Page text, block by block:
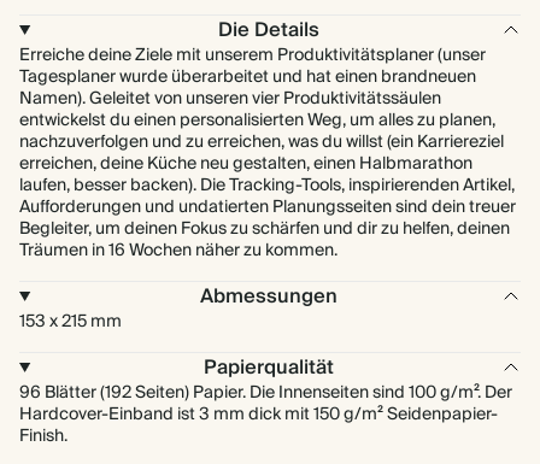
Die Details
Erreiche deine Ziele mit unserem Produktivitätsplaner (unser
Tagesplaner wurde überarbeitet und hat einen brandneuen
Namen). Geleitet von unseren vier Produktivitätssäulen
entwickelst du einen personalisierten Weg, um alles zu planen,
nachzuverfolgen und zu erreichen, was du willst (ein Karriereziel
erreichen, deine Küche neu gestalten, einen Halbmarathon
laufen, besser backen). Die Tracking-Tools, inspirierenden Artikel,
Aufforderungen und undatierten Planungsseiten sind dein treuer
Begleiter, um deinen Fokus zu schärfen und dir zu helfen, deinen
Träumen in 16 Wochen näher zu kommen.
Abmessungen
153 x 215 mm
Papierqualität
96 Blätter (192 Seiten) Papier. Die Innenseiten sind 100 g/m². Der
Hardcover-Einband ist 3 mm dick mit 150 g/m² Seidenpapier-
Finish.